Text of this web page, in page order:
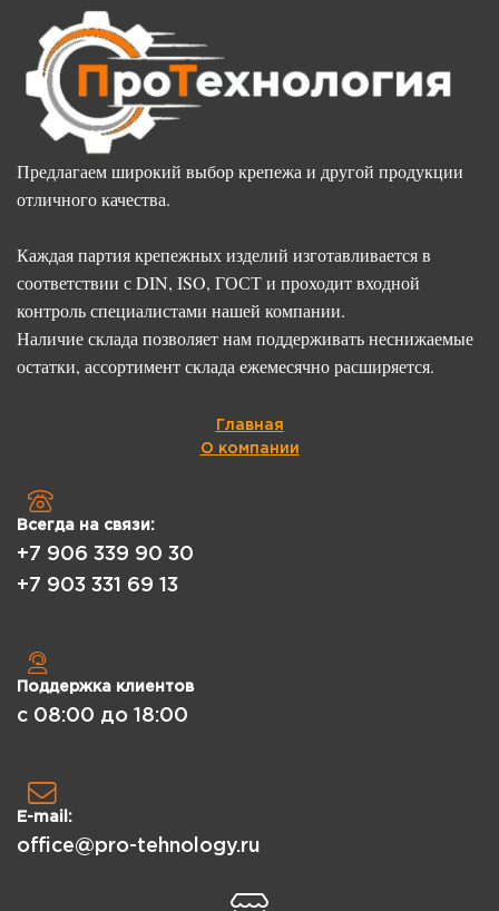
Предлагаем широкий выбор крепежа и другой продукции
отличного качества.
Каждая партия крепежных изделий изготавливается в
соответствии с DIN, ISO, ГОСТ и проходит входной
контроль специалистами нашей компании.
Наличие склада позволяет нам поддерживать неснижаемые
остатки, ассортимент склада ежемесячно расширяется.
Главная
О компании
Всегда на связи:
+7 906 339 90 30
+7 903 331 69 13
Поддержка клиентов
с 08:00 до 18:00
E-mail:
office@pro-tehnology.ru